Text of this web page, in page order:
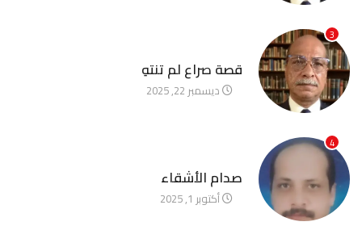
3
قصة صراع لم تنتهِ
ديسمبر 22, 2025
4
صدام الأشقاء
أكتوبر 1, 2025